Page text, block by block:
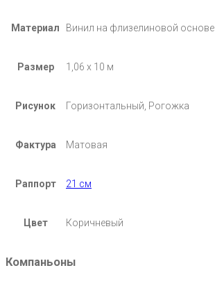
Материал Винил на флизелиновой основе
Размер 1,06 х 10 м
Рисунок Горизонтальный, Рогожка
Фактура Матовая
Раппорт 21 см
Цвет Коричневый
Компаньоны